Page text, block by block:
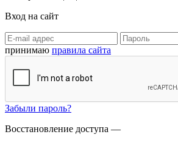
Вход на сайт
принимаю правила сайта
Забыли пароль?
Восстановление доступа —